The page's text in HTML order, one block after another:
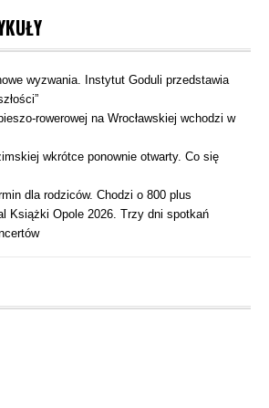
wyzwania. Instytut Goduli przedstawia
na Wrocławskiej wchodzi w
wkrótce ponownie otwarty. Co się
dla rodziców. Chodzi o 800 plus
Książki Opole 2026. Trzy dni spotkań